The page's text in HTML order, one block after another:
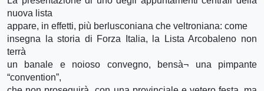
nuova lista
appare, in effetti, più berlusconiana che veltroniana: come
insegna la storia di Forza Italia, la Lista Arcobaleno non
terrà
un banale e noioso convegno, bensà¬ una pimpante
“convention”,